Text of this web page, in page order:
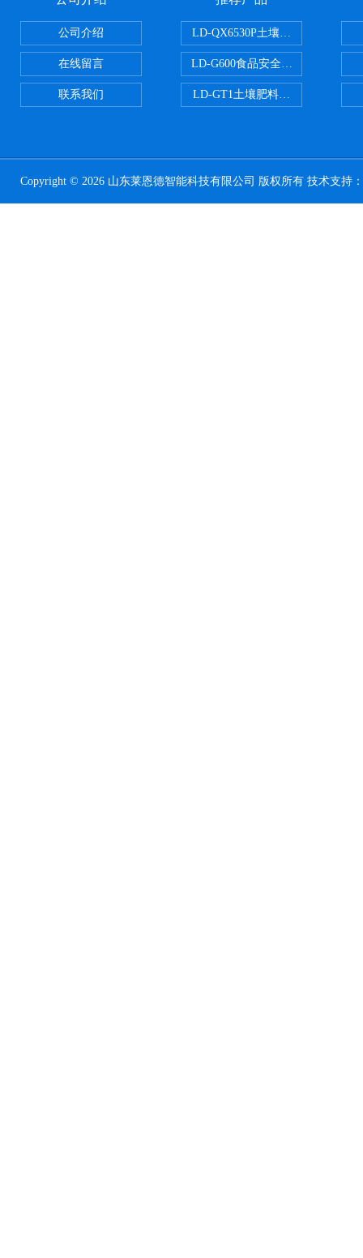
公司介绍
在线留言
联系我们
LD-QX6530P土壤氧化还原电位检
LD-G600食品安全检测仪
LD-GT1土壤肥料养分检测仪
Copyright © 2026 山东莱恩德智能科技有限公司 版权所有 技术支持：